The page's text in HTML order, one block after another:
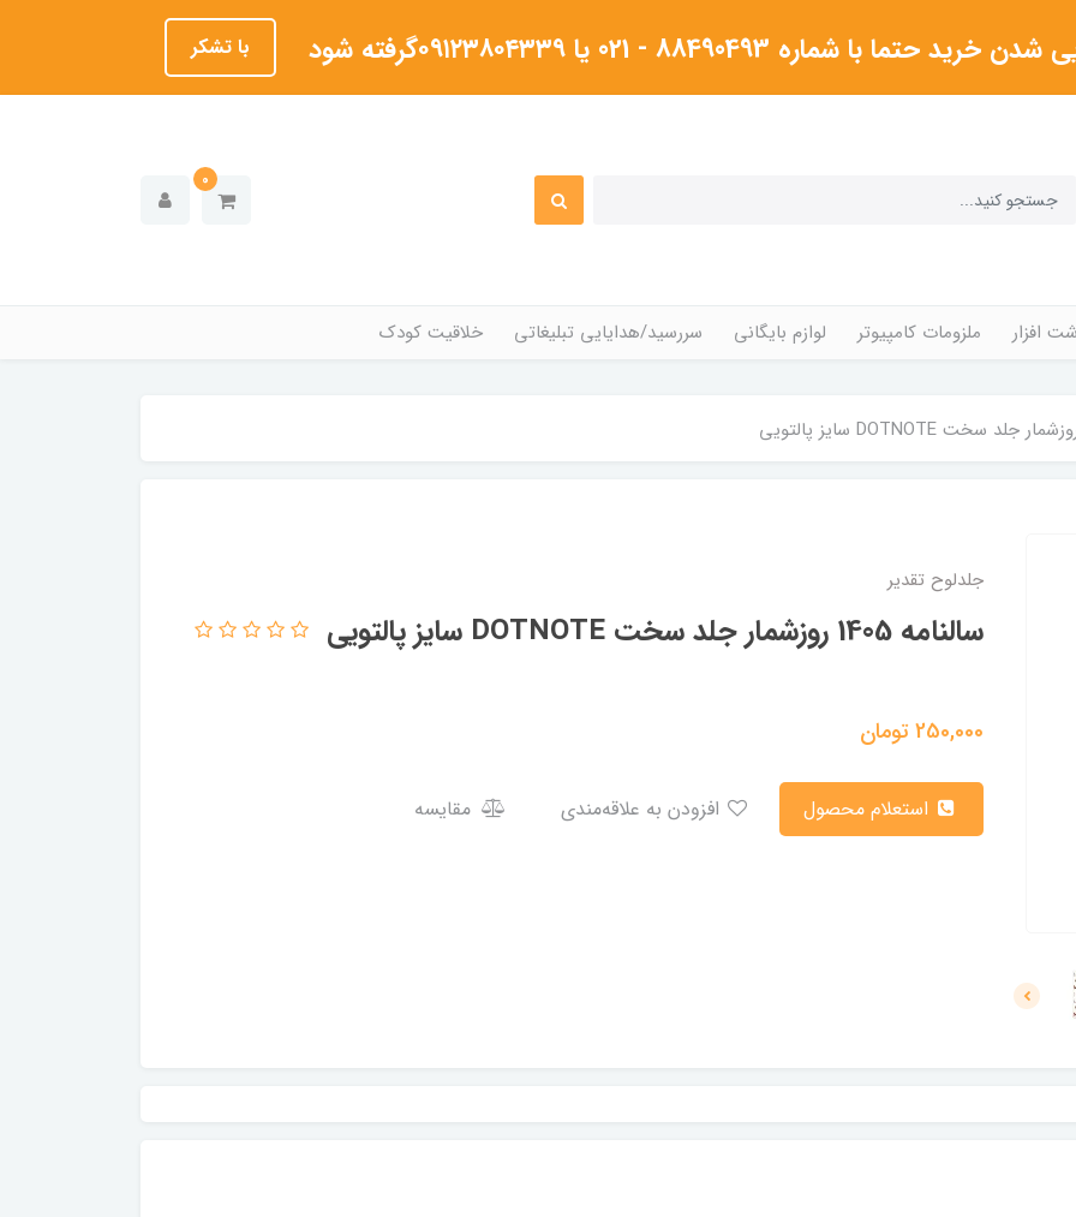
88490493 - 021 یا ۰۹۱۲۳۸۰۴۳۳۹گرفته شود با تشکر
0
افزار ملزومات کامپیوتر لوازم بایگانی سررسید/هدایایی تبلیغاتی خلاقیت کودک
جلدلوح تقدیر
سالنامه 1405 روزشمار جلد سخت DOTNOTE سایز پالتویی
250,000تومان
مقایسه